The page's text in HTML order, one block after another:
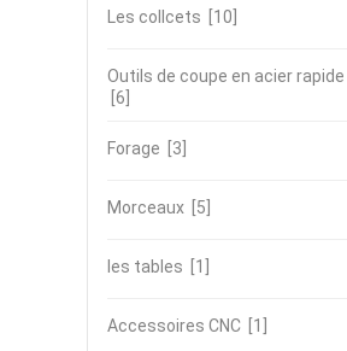
Les collcets [10]
Outils de coupe en acier rapide
[6]
Forage [3]
Morceaux [5]
les tables [1]
Accessoires CNC [1]